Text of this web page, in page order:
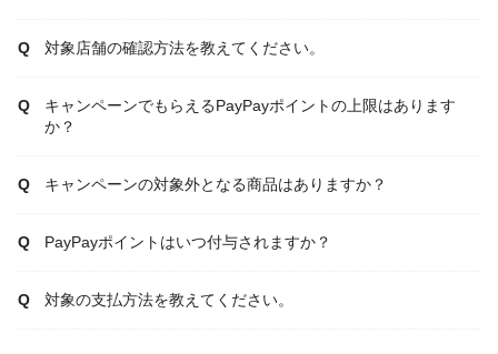
対象店舗の確認方法を教えてください。
キャンペーンでもらえるPayPayポイントの上限はあります
か？
キャンペーンの対象外となる商品はありますか？
PayPayポイントはいつ付与されますか？
対象の支払方法を教えてください。